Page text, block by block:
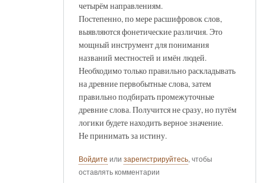
четырём направлениям.
Постепенно, по мере расшифровок слов,
выявляются фонетические различия. Это
мощный инструмент для понимания
названий местностей и имён людей.
Необходимо только правильно раскладывать
на древние первобытные слова, затем
правильно подбирать промежуточные
древние слова. Получится не сразу, но путём
логики будете находить верное значение.
Не принимать за истину.
Войдите или зарегистрируйтесь, чтобы
оставлять комментарии